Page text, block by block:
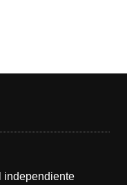
independiente